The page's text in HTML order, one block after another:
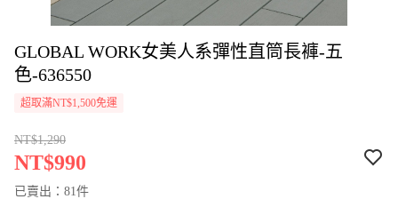
GLOBAL WORK女美人系彈性直筒長褲-五
色-636550
超取滿NT$1,500免運
NT$1,290
NT$990
已賣出：81件